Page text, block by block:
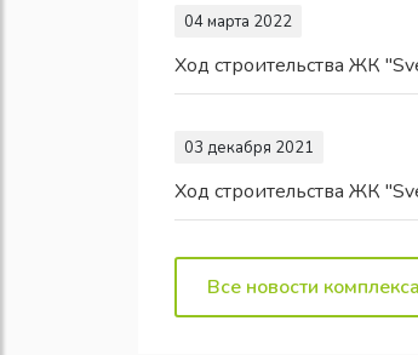
04 марта 2022
Ход строительства ЖК
03 декабря 2021
Ход строительства ЖК
Все новости комплекса